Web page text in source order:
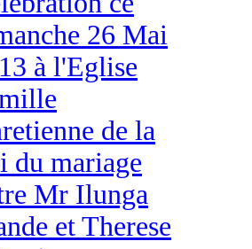
26 Mai
à l'Eglise
de la
du mariage
Mr Ilunga
et Therese